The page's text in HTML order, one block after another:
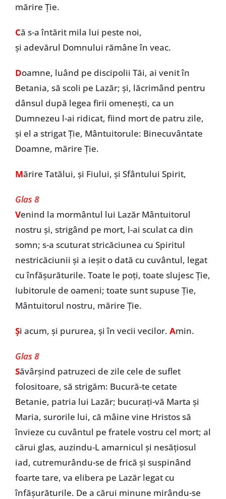
mărire Ție.
Că s-a întărit mila lui peste noi,
și adevărul Domnului rămâne în veac.
Doamne, luând pe discipolii Tăi, ai venit în
Betania, să scoli pe Lazăr; și, lăcrimând pentru
dânsul după legea firii omenești, ca un
Dumnezeu l-ai ridicat, fiind mort de patru zile,
și el a strigat Ție, Mântuitorule: Binecuvântate
Doamne, mărire Ție.
Mărire Tatălui, și Fiului, și Sfântului Spirit,
Glas 8
Venind la mormântul lui Lazăr Mântuitorul
nostru și, strigând pe mort, l-ai sculat ca din
somn; s-a scuturat stricăciunea cu Spiritul
nestricăciunii și a ieșit o dată cu cuvântul, legat
cu înfășurăturile. Toate le poți, toate slujesc Ție,
Iubitorule de oameni; toate sunt supuse Ție,
Mântuitorul nostru, mărire Ție.
Și acum, și pururea, și în vecii vecilor. Amin.
Glas 8
Săvârșind patruzeci de zile cele de suflet
folositoare, să strigăm: Bucură-te cetate
Betanie, patria lui Lazăr; bucurați-vă Marta și
Maria, surorile lui, că mâine vine Hristos să
învieze cu cuvântul pe fratele vostru cel mort; al
cărui glas, auzindu-L amarnicul și nesățiosul
iad, cutremurându-se de frică și suspinând
foarte tare, va elibera pe Lazăr legat cu
înfășurăturile. De a cărui minune mirându-se